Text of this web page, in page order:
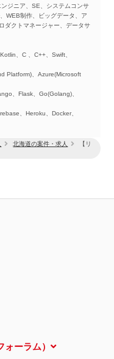
北海道の案件・求人
【リ
ジニア、SE、システムコンサ
WEB制作、ビッグデータ、ア
ダクトマネージャー、データサ
、C 、C++、Swift、
Platform)、Azure(Microsoft
、Flask、Go(Golang)、
、Heroku、Docker、
ォーラム）